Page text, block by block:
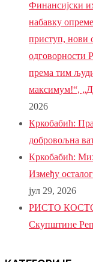
Финансијски
набавку
приступ, нови
одговорности
према тим
максимум!“,
2026
Кркобабић:
добровољна
Кркобабић:
Између
јул 29, 2026
РИСТО
Скупштине